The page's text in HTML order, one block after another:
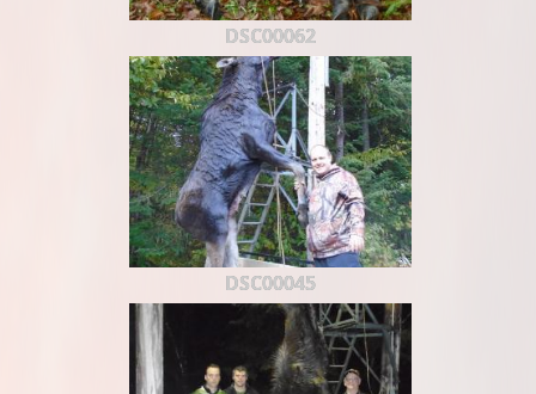
DSC00062
DSC00045